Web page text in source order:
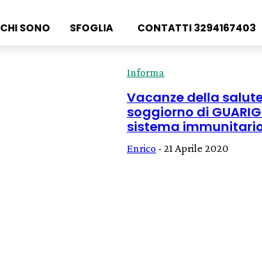
CHI SONO SFOGLIA CONTATTI 3294167403
Informa
Vacanze della
soggiorno di
sistema
Enrico - 21 Aprile 2020